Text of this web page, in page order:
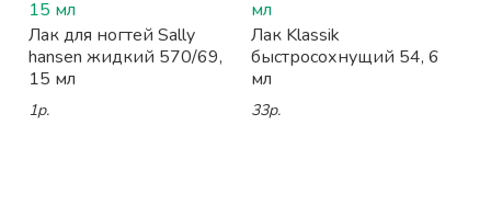
Лак для ногтей Sally
hansen жидкий 570/69,
15 мл
1р.
Лак Klassik
быстросохнущий 54, 6
мл
33р.